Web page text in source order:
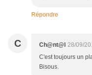
Répondre
C Ch@nt@l 28/09/
C'est toujours un
Bisous.